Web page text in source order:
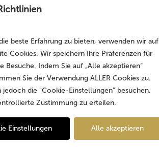
beste Erfahrung zu bieten, verwenden wir auf
Cookies. Wir speichern Ihre Präferenzen für
Besuche. Indem Sie auf „Alle akzeptieren“
Sie der Verwendung ALLER Cookies zu.
jedoch die "Cookie-Einstellungen" besuchen,
Zustimmung zu erteilen.
Einstellungen Alle akzeptieren
| Köln | Hannover
Castell-Str. 11-20, D-90602
Telefon: +49
Telefax: +49
Germany – Part of the